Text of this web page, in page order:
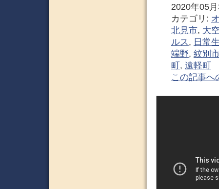
2020年05
カテゴリ:
北見市, 大
ルス, 日常
端野, 紋別
町 , 遠軽町
この記事へ